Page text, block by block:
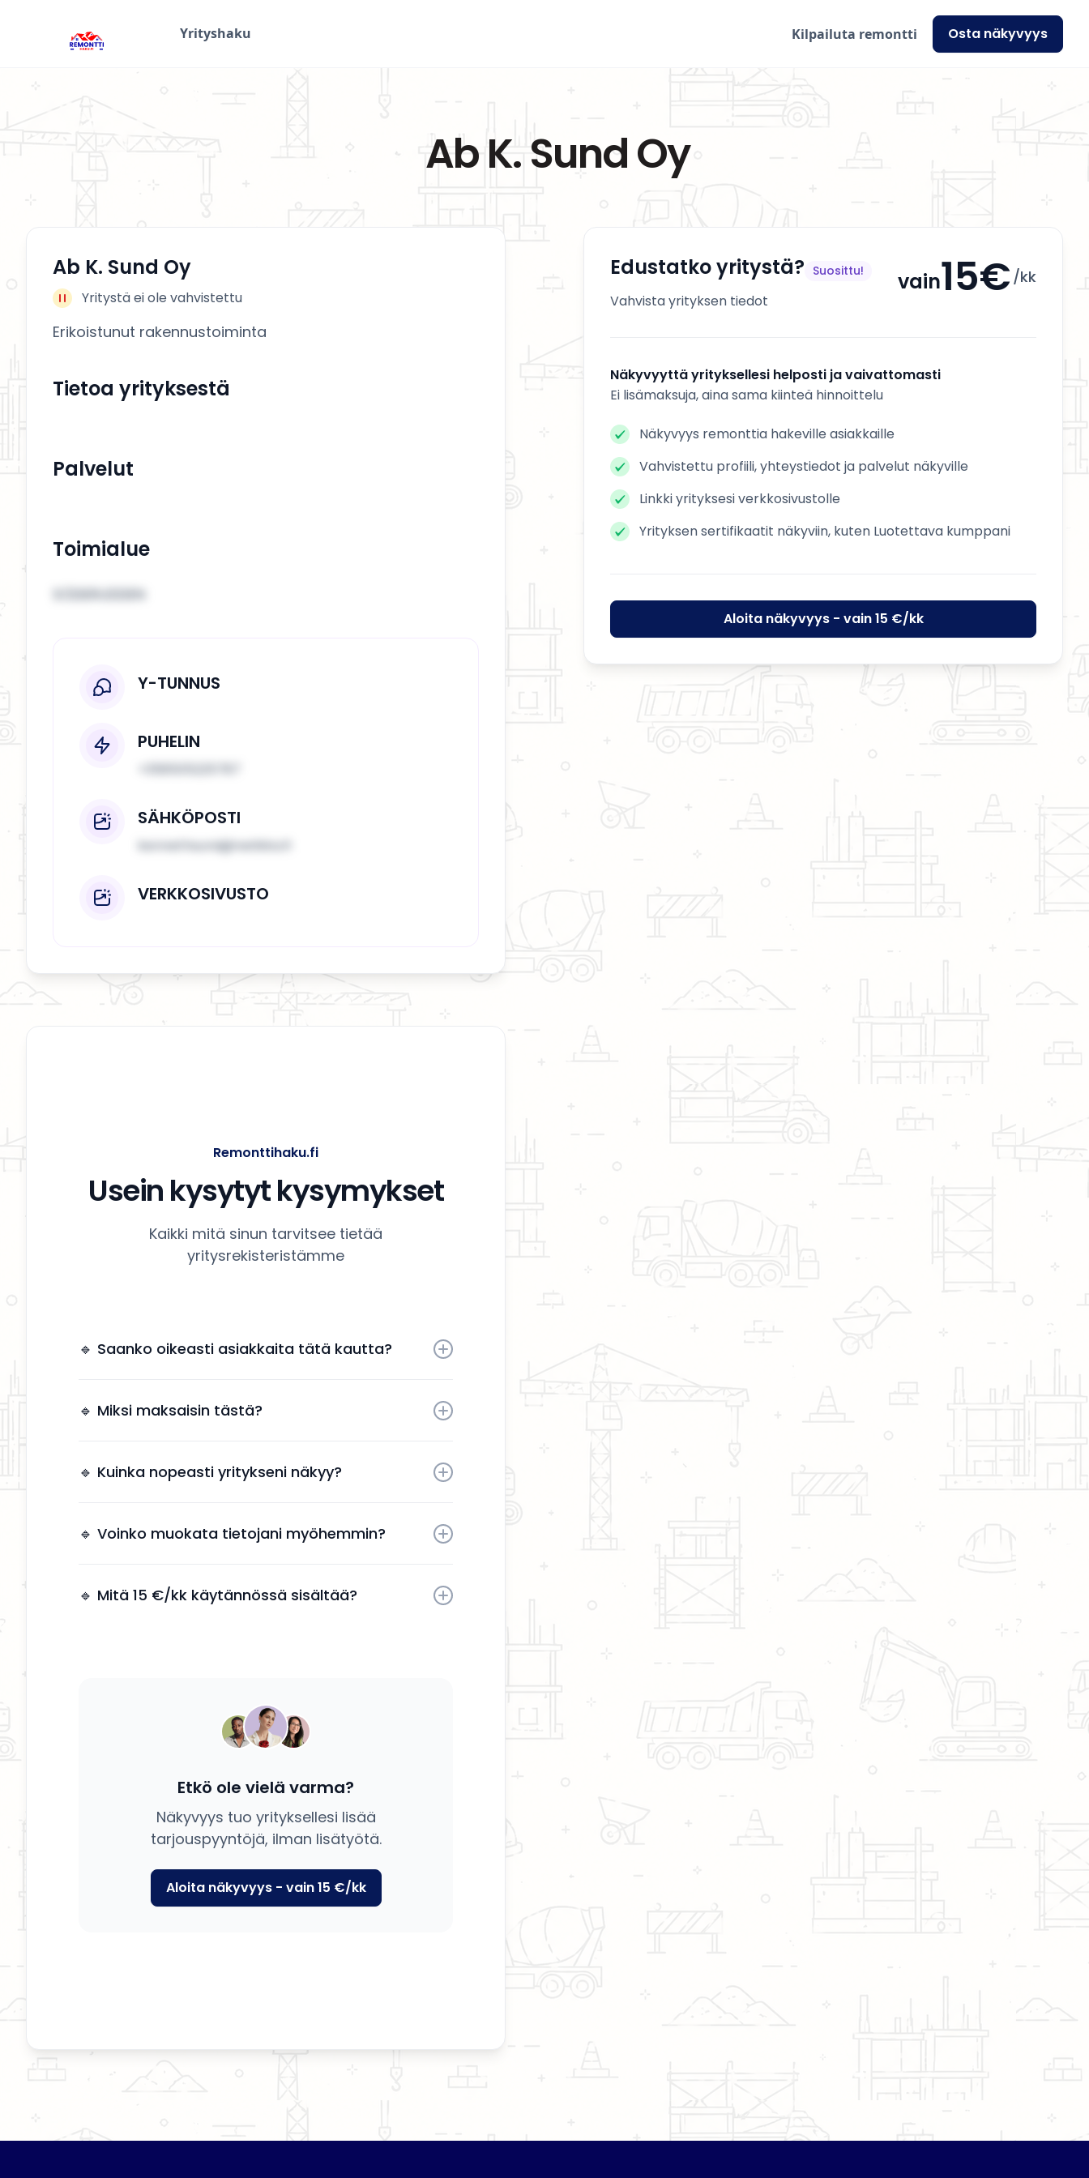
Yrityshaku Kilpailuta remontti Osta näkyvyys
Ab K. Sund Oy
Ab K. Sund Oy
Yritystä ei ole vahvistettu
Erikoistunut rakennustoiminta
Tietoa yrityksestä
Palvelut
Toimialue
SÖDERUDDEN
Y-TUNNUS
PUHELIN
SÄHKÖPOSTI
kennethsund@netikka.fi
VERKKOSIVUSTO
Edustatko yritystä? Suosittu!
Vahvista yrityksen tiedot
vain15€ /kk
Näkyvyyttä yrityksellesi helposti ja vaivattomasti
Ei lisämaksuja, aina sama kiinteä hinnoittelu
Näkyvyys remonttia hakeville asiakkaille
Vahvistettu profiili, yhteystiedot ja palvelut näkyville
Linkki yrityksesi verkkosivustolle
Yrityksen sertifikaatit näkyviin, kuten Luotettava kumppani
Aloita näkyvyys - vain 15 €/kk
Remonttihaku.fi
Usein kysytyt kysymykset
Kaikki mitä sinun tarvitsee tietää
yritysrekisteristämme
🔹 Saanko oikeasti asiakkaita tätä kautta?
remonttipalveluita alueellasi.
🔹 Miksi maksaisin tästä?
tarvitsee käyttää aikaa markkinointiin.
🔹 Kuinka nopeasti yritykseni näkyy?
jälkeen.
🔹 Voinko muokata tietojani myöhemmin?
tahansa.
🔹 Mitä 15 €/kk käytännössä sisältää?
Etkö ole vielä varma?
Näkyvyys tuo yrityksellesi lisää
tarjouspyyntöjä, ilman lisätyötä.
Aloita näkyvyys - vain 15 €/kk